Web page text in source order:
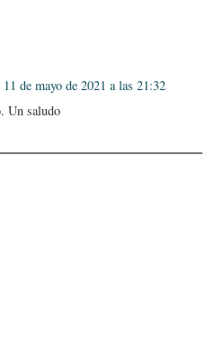
11 de mayo de 2021 a las 21:32
Un saludo